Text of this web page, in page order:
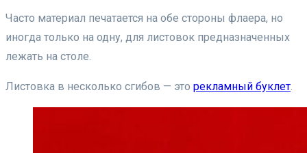
Часто материал печатается на обе стороны флаера, но
иногда только на одну, для листовок предназначенных
лежать на столе.
Листовка в несколько сгибов — это рекламный буклет.